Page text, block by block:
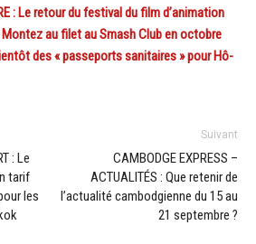
: Le retour du festival du film d’animation
Montez au filet au Smash Club en octobre
des « passeports sanitaires » pour Hô-
: Le
tarif
les
Suivant
CAMBODGE EXPRESS –
ACTUALITÉS : Que retenir de
l’actualité cambodgienne du 15 au
21 septembre ?